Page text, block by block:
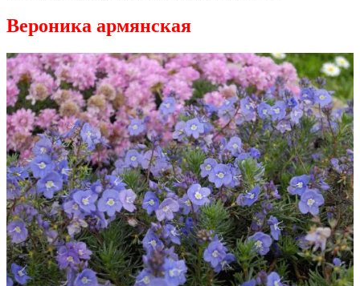
Вероника армянская